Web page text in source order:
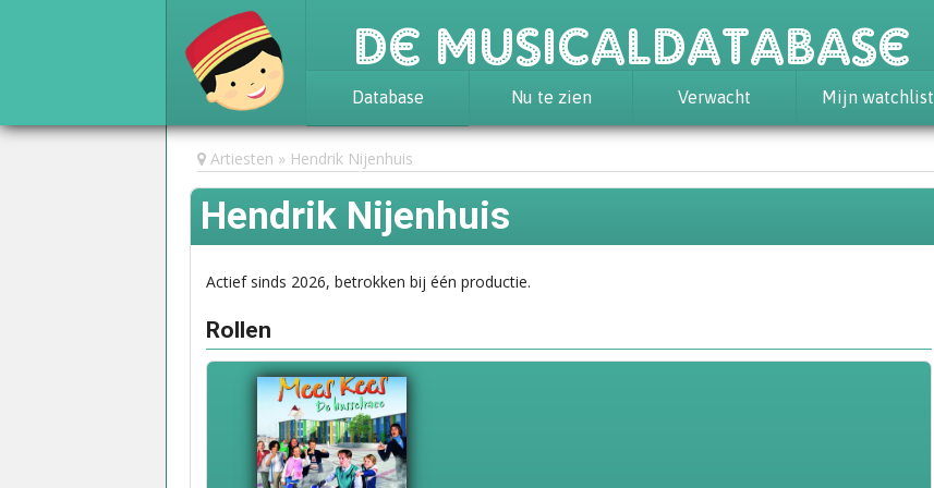
De Musicaldatabase
Database
Achtergrond
Awards
Statistieken
Nu te zien Verwacht Mijn watchlist
Artiesten Hendrik Nijenhuis
Hendrik Nijenhuis
Actief sinds 2026, betrokken bij één productie.
Rollen